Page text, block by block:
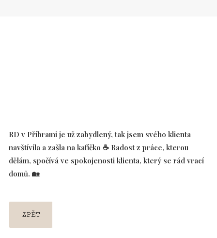
RD v Příbrami je už zabydlený, tak jsem svého klienta
navštívila a zašla na kafíčko ☕ Radost z práce, kterou
dělám, spočívá ve spokojenosti klienta, který se rád vrací
domů. 🏡
ZPĚT